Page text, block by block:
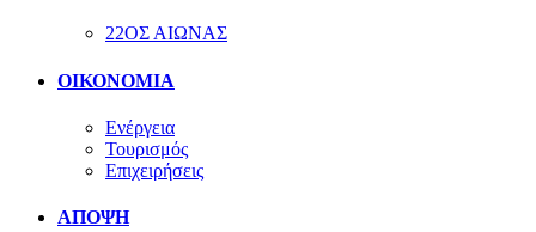
22ΟΣ ΑΙΩΝΑΣ
ΟΙΚΟΝΟΜΙΑ
Ενέργεια
Τουρισμός
Επιχειρήσεις
ΑΠΟΨΗ